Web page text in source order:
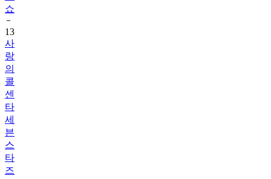
쇼
13
사
랑
의
콜
센
타
세
븐
스
타
즈